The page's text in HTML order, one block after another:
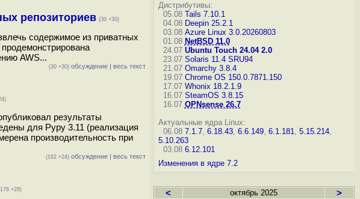
репозиториев (30 +30)
содержимое из приватных
AWS...
(30 +30) обсуждение | весь текст
результаты
для Pypy 3.11 (реализация
производительность при
(162 +24) обсуждение | весь текст
+28)
Дистрибутивы:
05.08 Tails 7.10.1
04.08 Deepin 25.2.1
03.08 Azure Linux 3.0.20260803
01.08 NetBSD 11.0
24.07 Ubuntu Touch 24.04 2.0
23.07 Solaris 11.4 SRU94
21.07 Omarchy 3.8.4
19.07 Chrome OS 150.0.7871.150
17.07 Whonix 18.2.1.9
16.07 SteamOS 3.8.15
16.07 OPNsense 26.7
Актуальные ядра Linux:
06.08 7.1.7, 6.18.43, 6.6.149, 6.1.181, 5.15.214,
5.10.263
03.08 6.12.101
Изменения в ядре 7.2
< октябрь 2025 >